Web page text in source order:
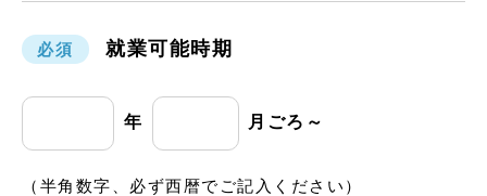
必須 就業可能時期
年 月ごろ～
（半角数字、必ず西暦でご記入ください）